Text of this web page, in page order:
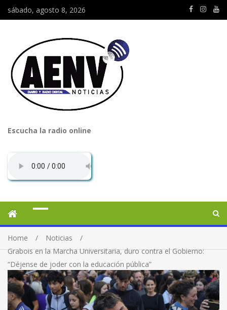
sábado, agosto 8, 2026
Escucha la radio online
Home
Noticias
Grabois en la Marcha Universitaria, duro contra el Gobierno:
“Déjense de joder con la educación pública”